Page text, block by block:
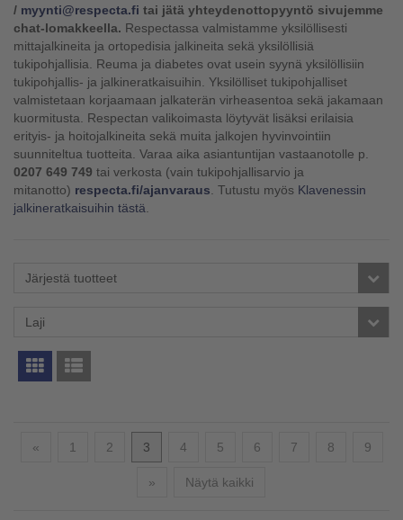
/ myynti@respecta.fi tai jätä yhteydenottopyyntö sivujemme
chat-lomakkeella. Respectassa valmistamme yksilöllisesti
mittajalkineita ja ortopedisia jalkineita sekä yksilöllisiä
tukipohjallisia. Reuma ja diabetes ovat usein syynä yksilöllisiin
tukipohjallis- ja jalkineratkaisuihin. Yksilölliset tukipohjalliset
valmistetaan korjaamaan jalkaterän virheasentoa sekä jakamaan
kuormitusta. Respectan valikoimasta löytyvät lisäksi erilaisia
erityis- ja hoitojalkineita sekä muita jalkojen hyvinvointiin
suunniteltua tuotteita. Varaa aika asiantuntijan vastaanotolle p.
0207 649 749 tai verkosta (vain tukipohjallisarvio ja
mitanotto) respecta.fi/ajanvaraus . Tutustu myös Klavenessin
jalkineratkaisuihin tästä
Järjestä tuotteet
Laji
«Edellinen
1 2 3 4 5 6 7 8 9
» SeuraavaNäytä kaikki